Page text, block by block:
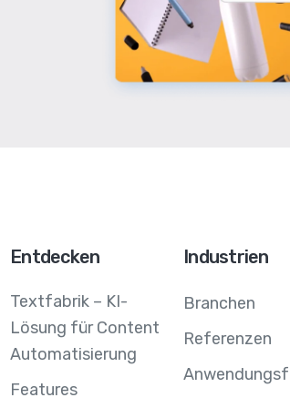
Entdecken
Textfabrik – KI-
Lösung für Content
Automatisierung
Features
Industrien
Branchen
Referenzen